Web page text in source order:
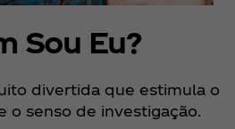
Sou Eu?
divertida que estimula o
o senso de investigação.